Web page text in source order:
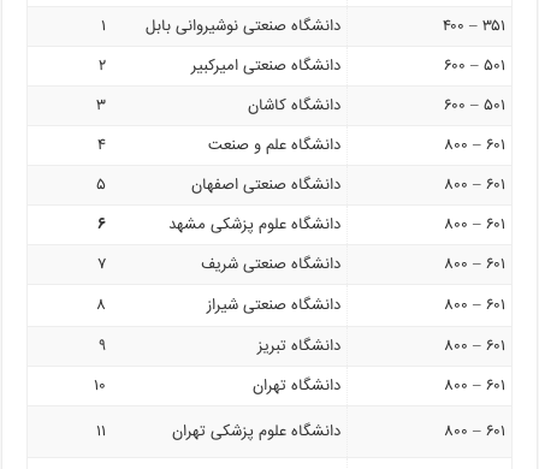
۳۵۱ – ۴۰۰
دانشگاه صنعتی نوشیروانی بابل
۱
۵۰۱ – ۶۰۰
دانشگاه صنعتی امیرکبیر
۲
۵۰۱ – ۶۰۰
دانشگاه کاشان
۳
۶۰۱ – ۸۰۰
دانشگاه علم و صنعت
۴
۶۰۱ – ۸۰۰
دانشگاه صنعتی اصفهان
۵
۶۰۱ – ۸۰۰
دانشگاه علوم پزشکی مشهد
۶
۶۰۱ – ۸۰۰
دانشگاه صنعتی شریف
۷
۶۰۱ – ۸۰۰
دانشگاه صنعتی شیراز
۸
۶۰۱ – ۸۰۰
دانشگاه تبریز
۹
۶۰۱ – ۸۰۰
دانشگاه تهران
۱۰
۶۰۱ – ۸۰۰
دانشگاه علوم پزشکی تهران ۱۱